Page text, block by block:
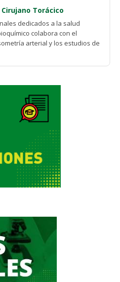
Torácico
dedicados a la salud
colabora con el
arterial y los estudios de